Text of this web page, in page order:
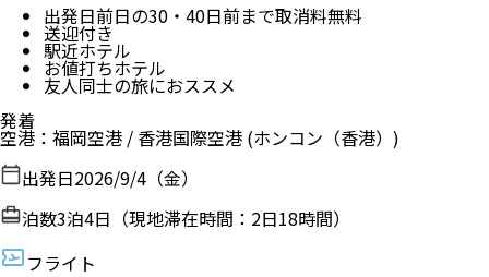
出発日前日の30・40日前まで取消料無料
送迎付き
駅近ホテル
お値打ちホテル
友人同士の旅におススメ
発着
空港 ： 福岡空港 / 香港国際空港 (ホンコン（香港）)
出発日2026/9/4（金）
泊数3泊4日（現地滞在時間： 2日18時間）
フライト